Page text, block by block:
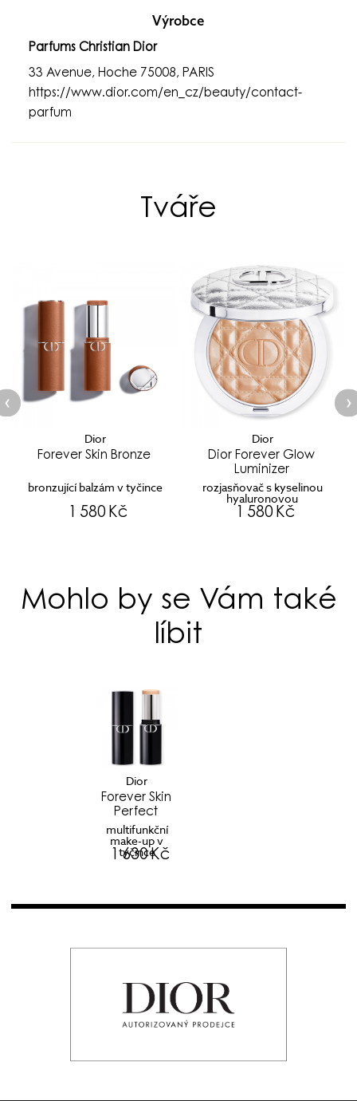
Výrobce
Parfums Christian Dior
33 Avenue, Hoche 75008, PARIS
https://www.dior.com/en_cz/beauty/contact-
parfum
Tváře
Skin Bronze
balzám v tyčince
Dior Forever Glow
rozjasňovač s kyselinou
hyaluronovou
Forever
pudrový
jasem
Mohlo by se Vám také
líbit
Dior
Forever Skin
Perfect
multifunkční
make-up v
tyčince
1 630 Kč